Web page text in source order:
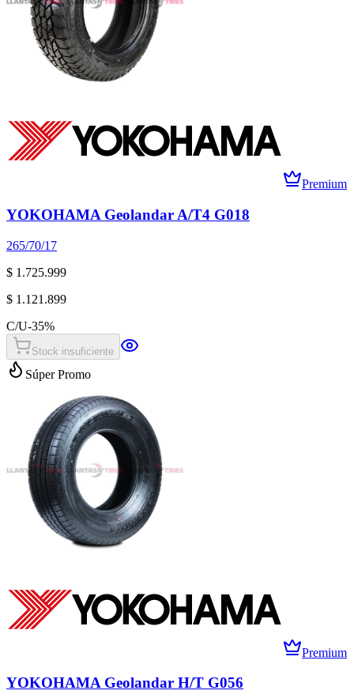
Premium
YOKOHAMA Geolandar A/T4 G018
265/70/17
$ 1.725.999
$ 1.121.899
C/U-35%
Stock insuficiente
Súper Promo
Premium
YOKOHAMA Geolandar H/T G056